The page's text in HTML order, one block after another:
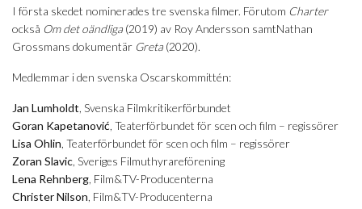
I första skedet nominerades tre svenska filmer. Förutom Charter
också Om det oändliga (2019) av Roy Andersson samtNathan
Grossmans dokumentär Greta (2020).
Medlemmar i den svenska Oscarskommittén:
Jan Lumholdt , Svenska Filmkritikerförbundet
Goran Kapetanović , Teaterförbundet för scen och film – regissörer
Lisa Ohlin , Teaterförbundet för scen och film – regissörer
Zoran Slavic , Sveriges Filmuthyrareförening
Lena Rehnberg , Film&TV-Producenterna
Christer Nilson , Film&TV-Producenterna